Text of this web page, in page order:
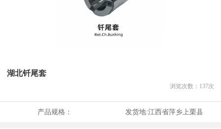
湖北钎尾套
浏览次数： 137次
产品规格： 发货地:江西省萍乡上栗县